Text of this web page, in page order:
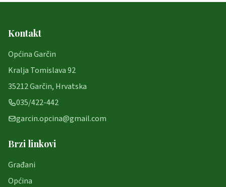
Kontakt
Općina Garčin
Kralja Tomislava 92
35212 Garčin, Hrvatska
035/422-442
garcin.opcina@gmail.com
Brzi linkovi
Građani
Općina